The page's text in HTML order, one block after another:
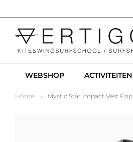
WEBSHOP ACTIVITEITEN
Home Mystic Star Impact Vest Fzip